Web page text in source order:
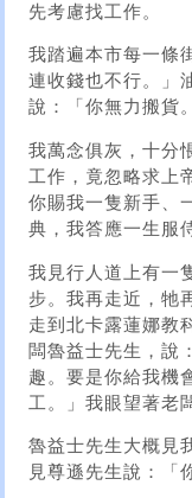
先考慮找工作。
我踏遍本市每一條
連收錢也不行。」
說：「你無力搬貨
我萬念俱灰，十分
工作，竟忽略求上
你賜我一隻新手、
典，我答應一生服
我見行人道上有一
步。我再走近，牠
走到北卡露蓮娜教
闆魯益士先生，說
趣。要是你給我機
工。」我眼望著老
魯益士先生大概見
見尊遜先生說：「